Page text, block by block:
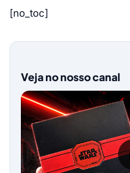
[no_toc]
Veja no nosso canal